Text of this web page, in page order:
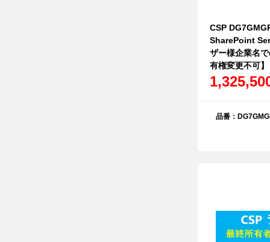
CSP
SharePoint
ザー様企業名
有権変更不可】
品番：